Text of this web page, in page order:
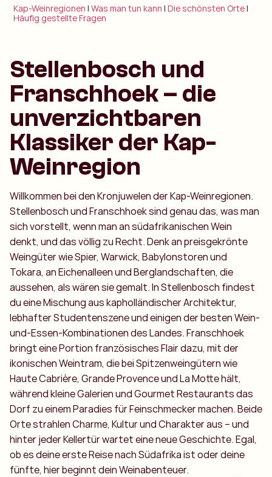
Kap-Weinregionen |Was man tun kann |Die schönsten Orte|
Häufig gestellte Fragen
Stellenbosch und
Franschhoek – die
unverzichtbaren
Klassiker der Kap-
Weinregion
Willkommen bei den Kronjuwelen der Kap-Weinregionen.
Stellenbosch und Franschhoek sind genau das, was man
sich vorstellt, wenn man an südafrikanischen Wein
denkt, und das völlig zu Recht. Denk an preisgekrönte
Weingüter wie Spier, Warwick, Babylonstoren und
Tokara, an Eichenalleen und Berglandschaften, die
aussehen, als wären sie gemalt. In Stellenbosch findest
du eine Mischung aus kapholländischer Architektur,
lebhafter Studentenszene und einigen der besten Wein-
und-Essen-Kombinationen des Landes. Franschhoek
bringt eine Portion französisches Flair dazu, mit der
ikonischen Weintram, die bei Spitzenweingütern wie
Haute Cabrière, Grande Provence und La Motte hält,
während kleine Galerien und Gourmet Restaurants das
Dorf zu einem Paradies für Feinschmecker machen. Beide
Orte strahlen Charme, Kultur und Charakter aus – und
hinter jeder Kellertür wartet eine neue Geschichte. Egal,
ob es deine erste Reise nach Südafrika ist oder deine
fünfte, hier beginnt dein Weinabenteuer.